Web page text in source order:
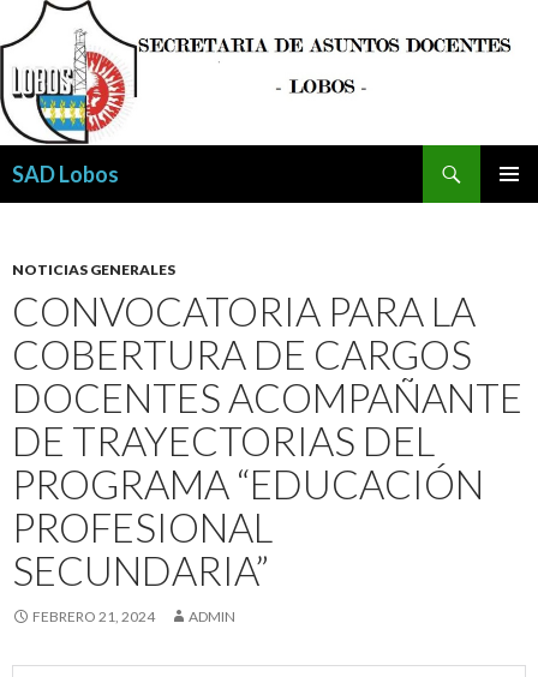
SAD Lobos
NOTICIAS GENERALES
CONVOCATORIA PARA LA
COBERTURA DE CARGOS
DOCENTES ACOMPAÑANTE
DE TRAYECTORIAS DEL
PROGRAMA “EDUCACIÓN
PROFESIONAL
SECUNDARIA”
FEBRERO 21, 2024 ADMIN